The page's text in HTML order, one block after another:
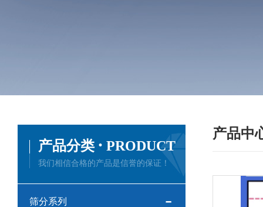
产品中
产品分类 · PRODUCT
我们相信合格的产品是信誉的保证！
筛分系列